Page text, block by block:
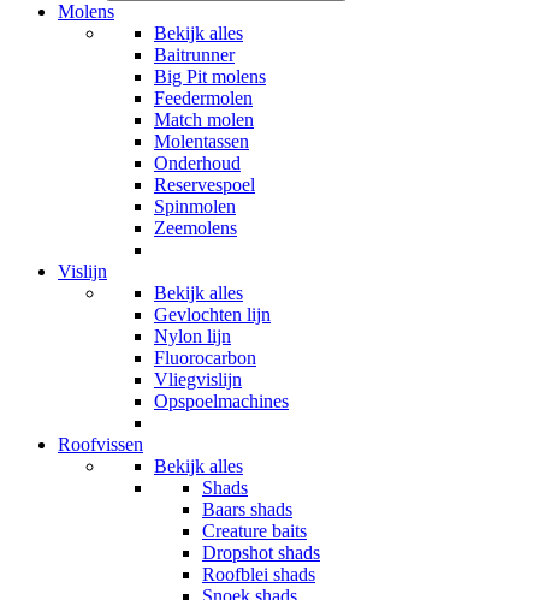
Molens
Bekijk alles
Baitrunner
Big Pit molens
Feedermolen
Match molen
Molentassen
Onderhoud
Reservespoel
Spinmolen
Zeemolens
Vislijn
Bekijk alles
Gevlochten lijn
Nylon lijn
Fluorocarbon
Vliegvislijn
Opspoelmachines
Roofvissen
Bekijk alles
Shads
Baars shads
Creature baits
Dropshot shads
Roofblei shads
Snoek shads